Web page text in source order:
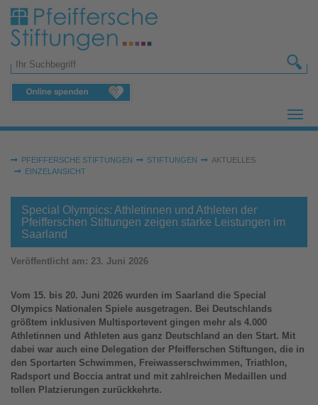
Zum Hauptinhalt springen
Suchformular
Sie sind hier:
PFEIFFERSCHE STIFTUNGEN STIFTUNGEN
AKTUELLES
EINZELANSICHT
Special Olympics: Athletinnen und Athleten der
Pfeifferschen Stiftungen zeigen starke Leistungen im
Saarland
Veröffentlicht am: 23. Juni 2026
Vom 15. bis 20. Juni 2026 wurden im Saarland die Special
Olympics Nationalen Spiele ausgetragen. Bei Deutschlands
größtem inklusiven Multisportevent gingen mehr als 4.000
Athletinnen und Athleten aus ganz Deutschland an den Start. Mit
dabei war auch eine Delegation der Pfeifferschen Stiftungen, die in
den Sportarten Schwimmen, Freiwasserschwimmen, Triathlon,
Radsport und Boccia antrat und mit zahlreichen Medaillen und
tollen Platzierungen zurückkehrte.